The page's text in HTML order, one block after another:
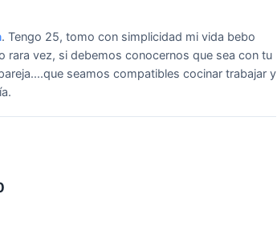
. Tengo 25, tomo con simplicidad mi vida bebo
rara vez, si debemos conocernos que sea con tu
seamos compatibles cocinar trabajar y